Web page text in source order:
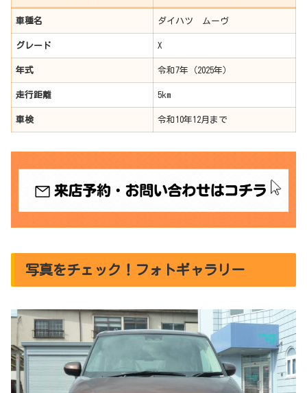
車種名 ダイハツ ムーヴ
グレード X
年式 令和7年（2025年）
走行距離 5km
車検 令和10年12月まで
写真をチェック！フォトギャラリー